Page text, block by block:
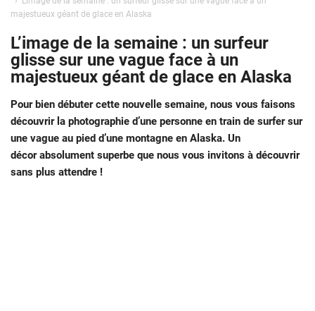
majestueux géant de glace en Alaska
L’image de la semaine : un surfeur
glisse sur une vague face à un
majestueux géant de glace en Alaska
Pour bien débuter cette nouvelle semaine, nous vous faisons
découvrir la photographie d’une personne en train de surfer sur
une vague au pied d’une montagne en Alaska. Un
décor absolument superbe que nous vous invitons à découvrir
sans plus attendre !